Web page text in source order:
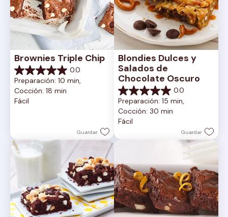
Brownies Triple Chip
0.0
0.0
de
5
estrellas.
Preparación: 10 min,
Cocción: 18 min
Fácil
Guardar
Blondies Dulces y
Salados de
Chocolate Oscuro
0.0
0.0
de
5
estrellas.
Preparación: 15 min,
Cocción: 30 min
Fácil
Guardar